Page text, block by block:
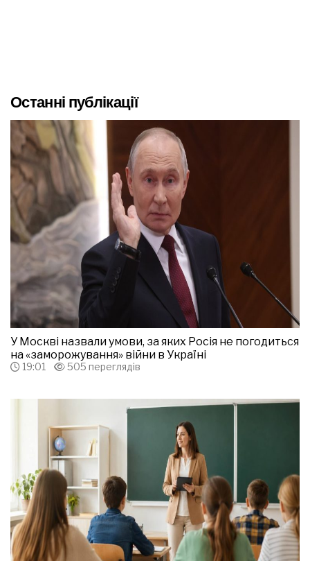
Останні публікації
У Москві назвали умови, за яких Росія не погодиться
на «заморожування» війни в Україні
19:01 505 переглядів